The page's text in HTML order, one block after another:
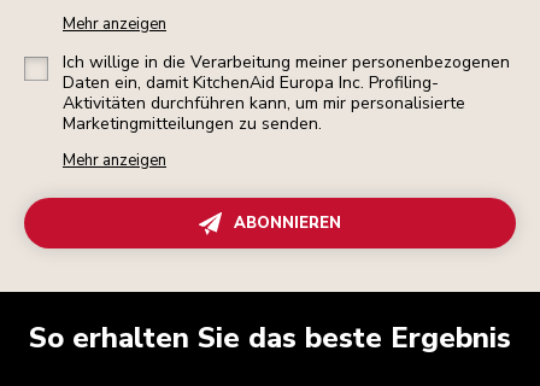
Mehr anzeigen
Ich willige in die Verarbeitung meiner personenbezogenen
Daten ein, damit KitchenAid Europa Inc. Profiling-
Aktivitäten durchführen kann, um mir personalisierte
Marketingmitteilungen zu senden.
Mehr anzeigen
ABONNIEREN
So erhalten Sie das beste Ergebnis